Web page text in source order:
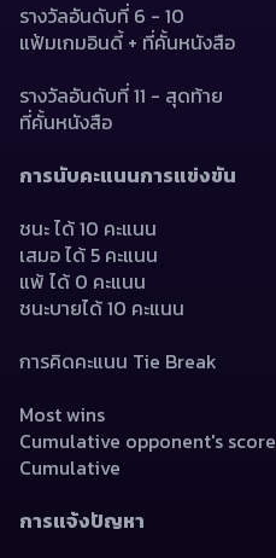
รางวัลอันดับที่ 6 - 10
แฟ้มเกมอินดี้ + ที่คั้นหนังสือ
รางวัลอันดับที่ 11 - สุดท้าย
ที่คั้นหนังสือ
การนับคะแนนการแข่งขัน
ชนะ ได้ 10 คะแนน
เสมอ ได้ 5 คะแนน
แพ้ ได้ 0 คะแนน
ชนะบายได้ 10 คะแนน
การคิดคะแนน Tie Break
Most wins
Cumulative opponent's score
Cumulative
การแจ้งปัญหา